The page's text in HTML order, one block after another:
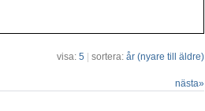
visa: 5 sortera: år (nyare till äldre)
nästa»